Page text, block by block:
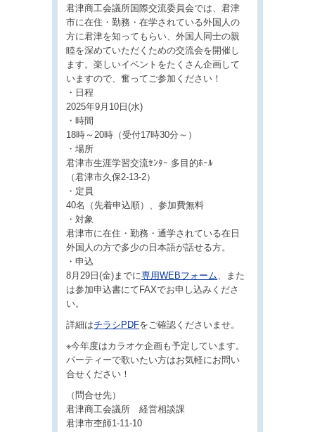
君津商工会議所国際交流委員会では、君津
市に在住・勤務・在学されている外国人の
方に君津を知ってもらい、外国人同士の親
睦を深めていただくための交流会を開催し
ます。楽しいイベントをたくさん企画して
いますので、奮ってご参加ください！
・日程
2025年9月10日(水)
・時間
18時～20時（受付17時30分～）
・場所
君津市生涯学習交流ｾﾝﾀｰ 多目的ﾎｰﾙ
（君津市久保2-13-2）
・定員
40名（先着申込順）、参加費無料
・対象
君津市に在住・勤務・通学されている在日
外国人の方で多少の日本語が話せる方。
・申込
8月29日(金)までに専用WEBフォーム、また
は参加申込書にてFAXでお申し込みくださ
い。
詳細はチラシPDFをご確認くださいませ。
※今年度はカラオケ企画も予定しています。
パーティーで歌いたい方はお気軽にお問い
合せください！
（問合せ先）
君津商工会議所 経営相談課
君津市杢師1-11-10